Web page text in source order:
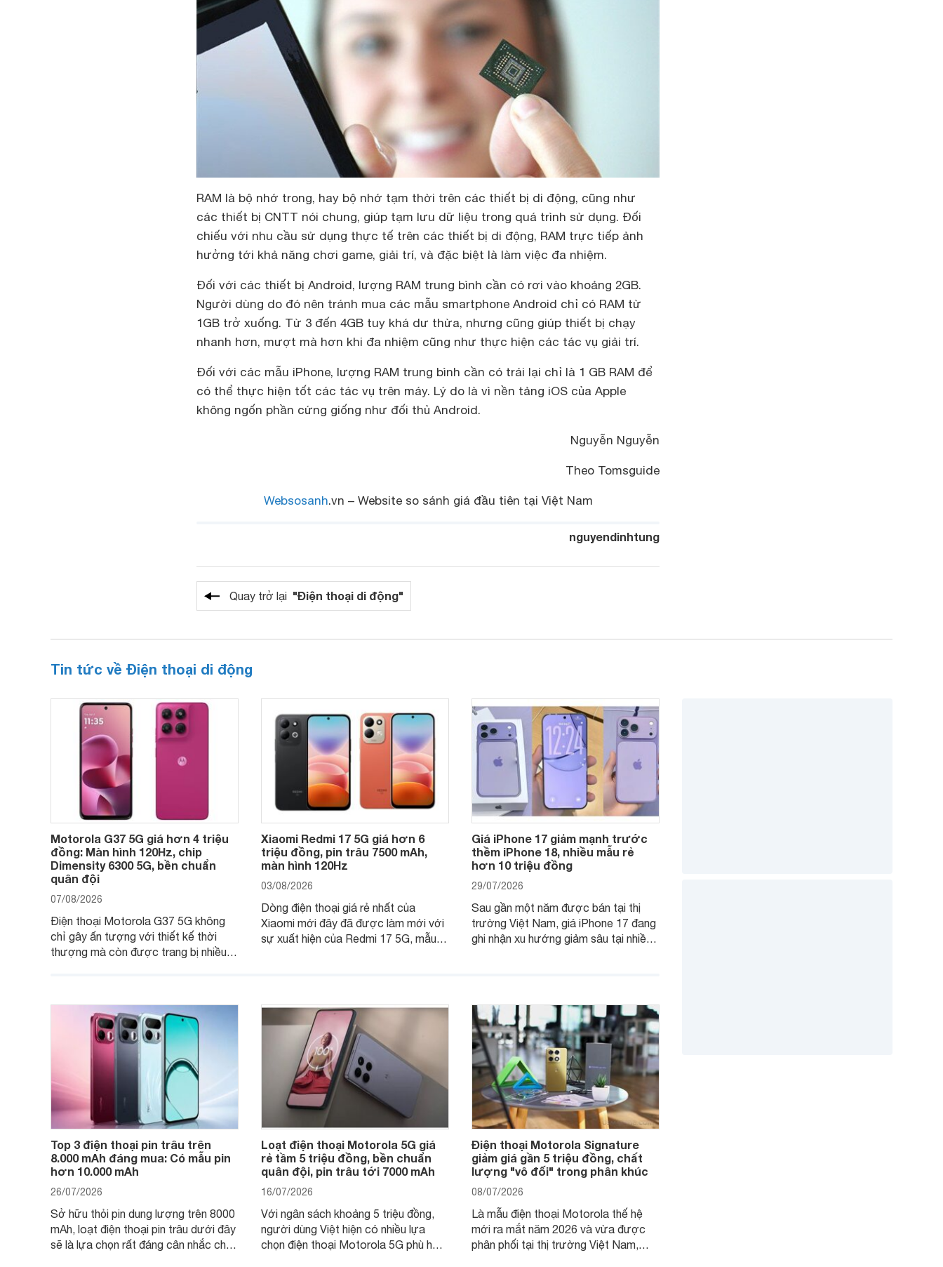
RAM là bộ nhớ trong, hay bộ nhớ tạm thời trên các thiết bị di động, cũng như
các thiết bị CNTT nói chung, giúp tạm lưu dữ liệu trong quá trình sử dụng. Đối
chiếu với nhu cầu sử dụng thực tế trên các thiết bị di động, RAM trực tiếp ảnh
hưởng tới khả năng chơi game, giải trí, và đặc biệt là làm việc đa nhiệm.
Đối với các thiết bị Android, lượng RAM trung bình cần có rơi vào khoảng 2GB.
Người dùng do đó nên tránh mua các mẫu smartphone Android chỉ có RAM từ
1GB trở xuống. Từ 3 đến 4GB tuy khá dư thừa, nhưng cũng giúp thiết bị chạy
nhanh hơn, mượt mà hơn khi đa nhiệm cũng như thực hiện các tác vụ giải trí.
Đối với các mẫu iPhone, lượng RAM trung bình cần có trái lại chỉ là 1 GB RAM để
có thể thực hiện tốt các tác vụ trên máy. Lý do là vì nền tảng iOS của Apple
không ngốn phần cứng giống như đối thủ Android.
Nguyễn Nguyễn
Theo Tomsguide
Websosanh.vn – Website so sánh giá đầu tiên tại Việt Nam
nguyendinhtung
Quay trở lại "Điện thoại di động"
Tin tức về Điện thoại di động
Motorola G37 5G giá hơn 4 triệu
đồng: Màn hình 120Hz, chip
Dimensity 6300 5G, bền chuẩn
quân đội
07/08/2026
Điện thoại Motorola G37 5G không
chỉ gây ấn tượng với thiết kế thời
thượng mà còn được trang bị nhiều
Xiaomi Redmi 17 5G giá hơn 6
triệu đồng, pin trâu 7500 mAh,
màn hình 120Hz
03/08/2026
Dòng điện thoại giá rẻ nhất của
Xiaomi mới đây đã được làm mới với
sự xuất hiện của Redmi 17 5G, mẫu
Giá iPhone 17 giảm mạnh trước
thềm iPhone 18, nhiều mẫu rẻ
hơn 10 triệu đồng
29/07/2026
Sau gần một năm được bán tại thị
trường Việt Nam, giá iPhone 17 đang
ghi nhận xu hướng giảm sâu tại nhiều
Top 3 điện thoại pin trâu trên
8.000 mAh đáng mua: Có mẫu pin
hơn 10.000 mAh
26/07/2026
Sở hữu thỏi pin dung lượng trên 8000
mAh, loạt điện thoại pin trâu dưới đây
sẽ là lựa chọn rất đáng cân nhắc cho
Loạt điện thoại Motorola 5G giá
rẻ tầm 5 triệu đồng, bền chuẩn
quân đội, pin trâu tới 7000 mAh
16/07/2026
Với ngân sách khoảng 5 triệu đồng,
người dùng Việt hiện có nhiều lựa
chọn điện thoại Motorola 5G phù hợp
Điện thoại Motorola Signature
giảm giá gần 5 triệu đồng, chất
lượng "vô đối" trong phân khúc
08/07/2026
Là mẫu điện thoại Motorola thế hệ
mới ra mắt năm 2026 và vừa được
phân phối tại thị trường Việt Nam,